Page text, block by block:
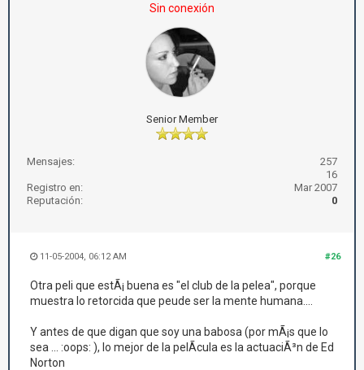
Sin conexión
Senior Member
Mensajes:
257
16
Registro en:
Mar 2007
Reputación:
0
#26
11-05-2004, 06:12 AM
Otra peli que estÃ¡ buena es "el club de la pelea", porque
muestra lo retorcida que peude ser la mente humana....
Y antes de que digan que soy una babosa (por mÃ¡s que lo
sea ... :oops: ), lo mejor de la pelÃ­cula es la actuaciÃ³n de Ed
Norton